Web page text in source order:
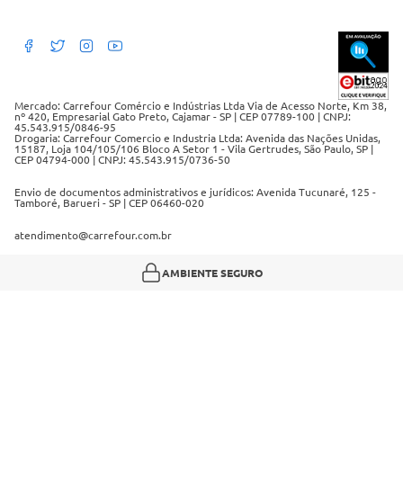
Débito Bancário
Mercado: Carrefour Comércio e Indústrias Ltda Via de Acesso Norte, Km 38,
nº 420, Empresarial Gato Preto, Cajamar - SP | CEP 07789-100 | CNPJ:
45.543.915/0846-95
Drogaria: Carrefour Comercio e Industria Ltda: Avenida das Nações Unidas,
15187, Loja 104/105/106 Bloco A Setor 1 - Vila Gertrudes, São Paulo, SP |
CEP 04794-000 | CNPJ: 45.543.915/0736-50
Envio de documentos administrativos e jurídicos: Avenida Tucunaré, 125 -
Tamboré, Barueri - SP | CEP 06460-020
atendimento@carrefour.com.br
AMBIENTE SEGURO